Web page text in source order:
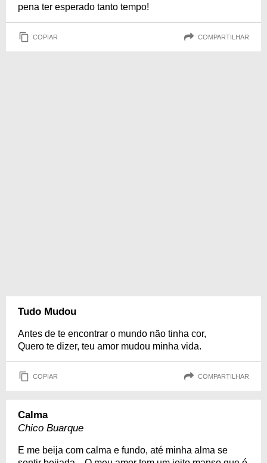
pena ter esperado tanto tempo!
COPIAR COMPARTILHAR
Tudo Mudou
Antes de te encontrar o mundo não tinha cor,
Quero te dizer, teu amor mudou minha vida.
COPIAR COMPARTILHAR
Calma
Chico Buarque
E me beija com calma e fundo, até minha alma se